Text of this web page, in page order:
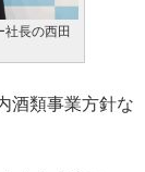
社長の西田
酒類事業方針な